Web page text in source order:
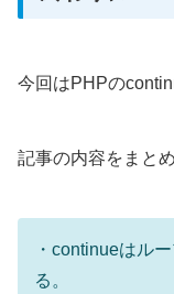
今回はPHPの
記事の内容をまと
・continueはル
る。